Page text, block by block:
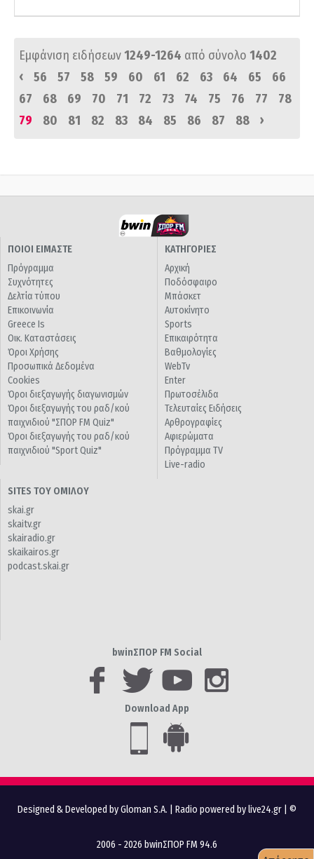
Εμφάνιση ειδήσεων1249-1264 από σύνολο 1402
‹
56 57 58 59 60 61 62 63 64 65
66
67
68 69 70 71 72 73 74 75 76 77
78
79
80 81 82 83 84 85 86 87 88 ›
ΠΟΙΟΙ ΕΙΜΑΣΤΕ
Πρόγραμμα
Συχνότητες
Δελτία τύπου
Επικοινωνία
Greece Is
Οικ. Καταστάσεις
Όροι Χρήσης
Προσωπικά Δεδομένα
Cookies
Όροι διεξαγωγής διαγωνισμών
Όροι διεξαγωγής του ραδ/κού
παιχνιδιού "ΣΠΟΡ FM Quiz"
Όροι διεξαγωγής του ραδ/κού
παιχνιδιού "Sport Quiz"
ΚΑΤΗΓΟΡΙΕΣ
Αρχική
Ποδόσφαιρο
Μπάσκετ
Αυτοκίνητο
Sports
Επικαιρότητα
Βαθμολογίες
WebTv
Enter
Πρωτοσέλιδα
Τελευταίες Ειδήσεις
Αρθρογραφίες
Αφιερώματα
Πρόγραμμα TV
Live-radio
SITES ΤΟΥ ΟΜΙΛΟΥ
skai.gr
skaitv.gr
skairadio.gr
skaikairos.gr
podcast.skai.gr
bwinΣΠΟΡ FM Social
Download App
Designed & Developed by Gloman S.A. Radio powered by live24.gr | ©
2006 - 2026 bwinΣΠΟΡ FM 94.6